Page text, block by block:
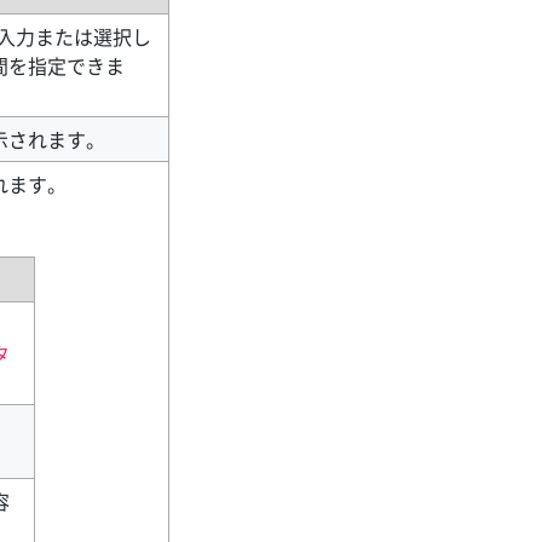
力または選択し
指定できま
れます。
す。